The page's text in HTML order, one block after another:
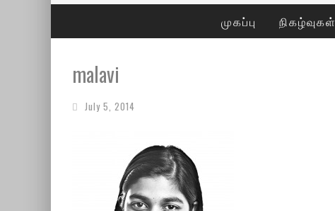
முகப்பு நிகழ்வுகள்
malavi
July 5, 2014